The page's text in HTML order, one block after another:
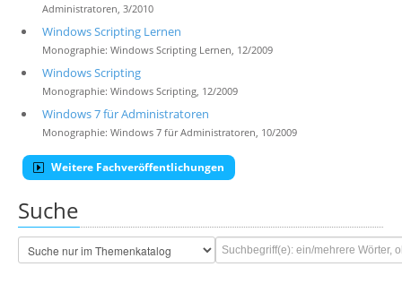
Administratoren, 3/2010
Windows Scripting Lernen
Monographie: Windows Scripting Lernen, 12/2009
Windows Scripting
Monographie: Windows Scripting, 12/2009
Windows 7 für Administratoren
Monographie: Windows 7 für Administratoren, 10/2009
Weitere Fachveröffentlichungen
Suche